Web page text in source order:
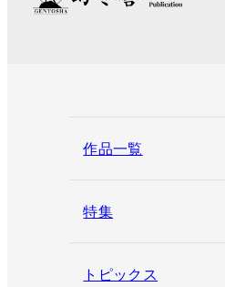
作品一覧
特集
トピックス